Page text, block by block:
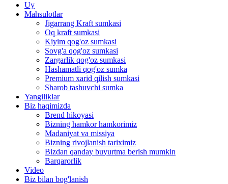
Uy
Mahsulotlar
Jigarrang Kraft sumkasi
Oq kraft sumkasi
Kiyim qog'oz sumkasi
Sovg'a qog'oz sumkasi
Zargarlik qog'oz sumkasi
Hashamatli qog'oz sumka
Premium xarid qilish sumkasi
Sharob tashuvchi sumka
Yangiliklar
Biz haqimizda
Brend hikoyasi
Bizning hamkor hamkorimiz
Madaniyat va missiya
Bizning rivojlanish tariximiz
Bizdan qanday buyurtma berish mumkin
Barqarorlik
Video
Biz bilan bog'lanish